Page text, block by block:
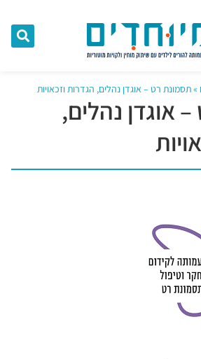
»תסמונת רט – אוגדן נהלים, הגדרות וזכאויות
אוגדן נהלים,